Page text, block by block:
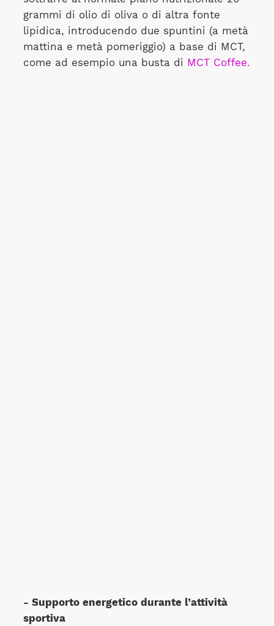
grammi di olio di oliva o di altra fonte
lipidica, introducendo due spuntini (a metà
mattina e metà pomeriggio) a base di MCT,
come ad esempio una busta di MCT Coffee.
- Supporto energetico durante l’attività
sportiva